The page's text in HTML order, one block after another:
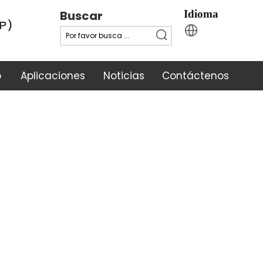
Buscar Idioma
Aplicaciones Noticias Contáctenos